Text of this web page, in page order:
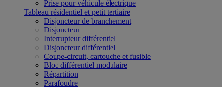
Prise pour véhicule électrique
Tableau résidentiel et petit tertiaire
Disjoncteur de branchement
Disjoncteur
Interrupteur différentiel
Disjoncteur différentiel
Coupe-circuit, cartouche et fusible
Bloc différentiel modulaire
Répartition
Parafoudre